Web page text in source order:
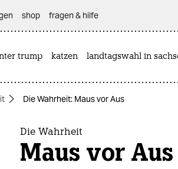
shop fragen & hilfe
trump katzen landtagswahl in
Die Wahrheit: Maus vor Aus
Die Wahrheit
Maus vor Aus